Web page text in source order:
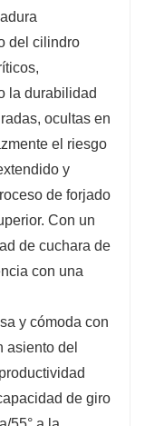
del cilindro
la durabilidad
ocultas en
el riesgo
y
de forjado
Con un
de cuchara de
con una
y cómoda con
asiento del
de giro